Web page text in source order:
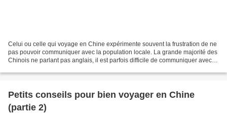
Celui ou celle qui voyage en Chine expérimente souvent la frustration de ne
pas pouvoir communiquer avec la population locale. La grande majorité des
Chinois ne parlant pas anglais, il est parfois difficile de communiquer avec
Petits conseils pour bien voyager en Chine
(partie 2)